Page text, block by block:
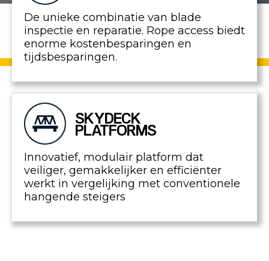
De unieke combinatie van blade
inspectie en reparatie. Rope access biedt
enorme kostenbesparingen en
tijdsbesparingen.
SKYDECK
PLATFORMS
Innovatief, modulair platform dat
veiliger, gemakkelijker en efficiënter
werkt in vergelijking met conventionele
hangende steigers